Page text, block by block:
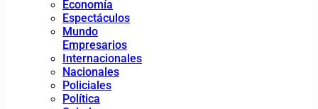
Economía
Espectáculos
Mundo
Empresarios
Internacionales
Nacionales
Policiales
Política